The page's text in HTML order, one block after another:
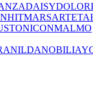
DAISY
HITMARSARTE
ICONMALMO
NILDANOBILIA